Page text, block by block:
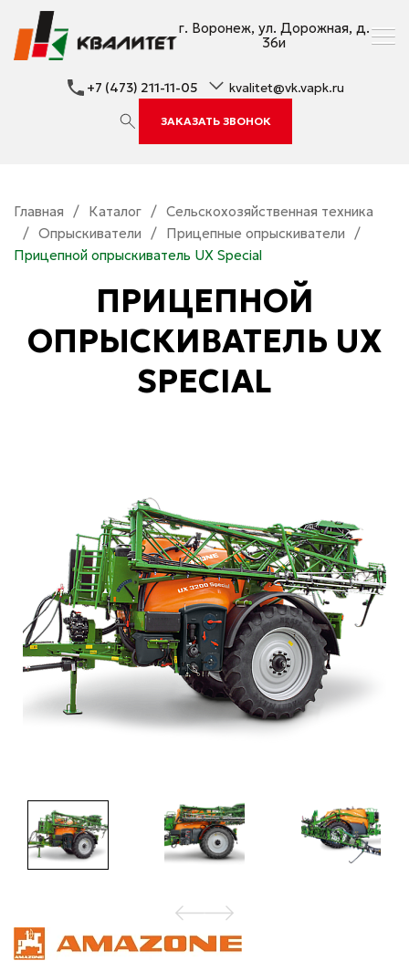
г. Воронеж, ул. Дорожная, д.
36и
+7 (473) 211-11-05 kvalitet@vk.vapk.ru
ЗАКАЗАТЬ ЗВОНОК
Главная / Каталог / Сельскохозяйственная техника
/ Опрыскиватели / Прицепные опрыскиватели
/
Прицепной опрыскиватель UX Special
ПРИЦЕПНОЙ
ОПРЫСКИВАТЕЛЬ UX
SPECIAL